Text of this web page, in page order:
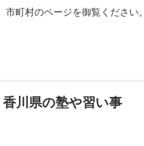
市町村のページを御覧ください。
香川県の塾や習い事